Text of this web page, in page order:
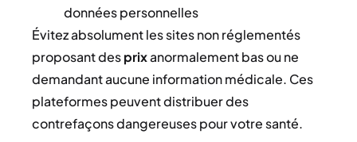
données personnelles
Évitez absolument les sites non réglementés
proposant desprixanormalement bas ou ne
demandant aucune information médicale. Ces
plateformes peuvent distribuer des
contrefaçons dangereuses pour votre santé.